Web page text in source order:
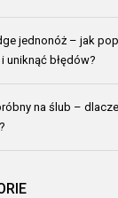
jednonóż – jak
uniknąć błędów?
na ślub –